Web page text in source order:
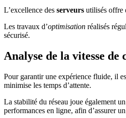
L’excellence des serveurs utilisés offre
Les travaux d’optimisation réalisés
sécurisé.
Analyse de la vitesse de
Pour garantir une expérience fluide, il
minimise les temps d’attente.
La stabilité du réseau joue également
performances en ligne, afin d’assurer